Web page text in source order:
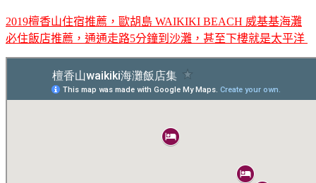
2019檀香山住宿推薦，歐胡島 WAIKIKI BEACH 威基基海灘
必住飯店推薦，通通走路5分鐘到沙灘，甚至下樓就是太平洋